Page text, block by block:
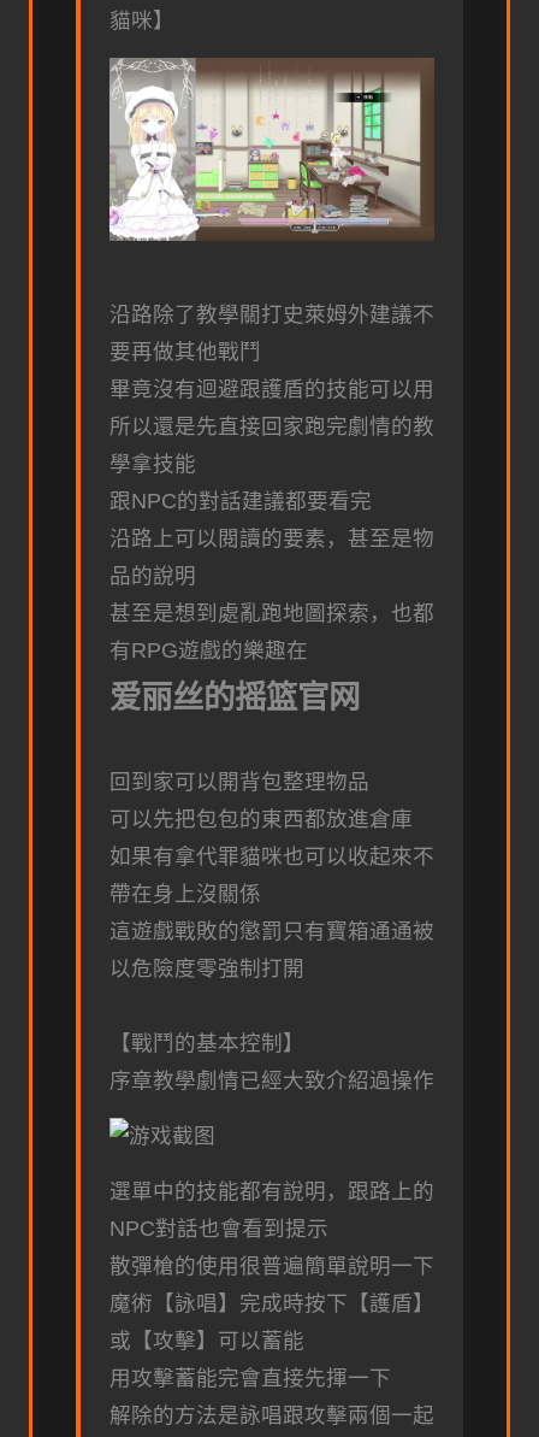
貓咪】
沿路除了教學關打史萊姆外建議不
要再做其他戰鬥
畢竟沒有迴避跟護盾的技能可以用
所以還是先直接回家跑完劇情的教
學拿技能
跟NPC的對話建議都要看完
沿路上可以閱讀的要素，甚至是物
品的說明
甚至是想到處亂跑地圖探索，也都
有RPG遊戲的樂趣在
爱丽丝的摇篮官网
回到家可以開背包整理物品
可以先把包包的東西都放進倉庫
如果有拿代罪貓咪也可以收起來不
帶在身上沒關係
這遊戲戰敗的懲罰只有寶箱通通被
以危險度零強制打開
【戰鬥的基本控制】
序章教學劇情已經大致介紹過操作
選單中的技能都有說明，跟路上的
NPC對話也會看到提示
散彈槍的使用很普遍簡單說明一下
魔術【詠唱】完成時按下【護盾】
或【攻擊】可以蓄能
用攻擊蓄能完會直接先揮一下
解除的方法是詠唱跟攻擊兩個一起